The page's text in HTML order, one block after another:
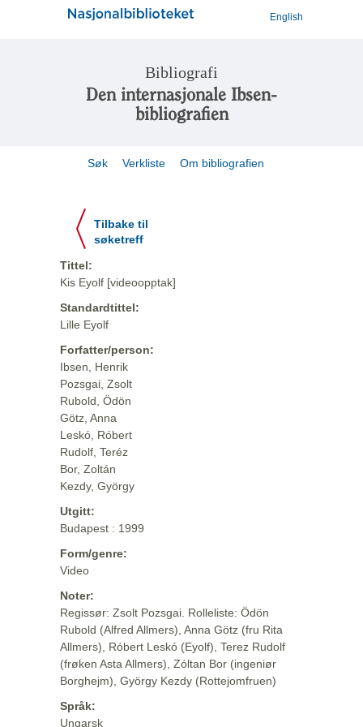
English
Bibliografi
Den internasjonale Ibsen-
bibliografien
Søk Verkliste Om bibliografien
Tilbake til
søketreff
Tittel:
Kis Eyolf [videoopptak]
Standardtittel:
Lille Eyolf
Forfatter/person:
Ibsen, Henrik
Pozsgai, Zsolt
Rubold, Ödön
Götz, Anna
Leskó, Róbert
Rudolf, Teréz
Bor, Zoltán
Kezdy, György
Utgitt:
Budapest : 1999
Form/genre:
Video
Noter:
Regissør: Zsolt Pozsgai. Rolleliste: Ödön
Rubold (Alfred Allmers), Anna Götz (fru Rita
Allmers), Róbert Leskó (Eyolf), Terez Rudolf
(frøken Asta Allmers), Zóltan Bor (ingeniør
Borghejm), György Kezdy (Rottejomfruen)
Språk:
Ungarsk